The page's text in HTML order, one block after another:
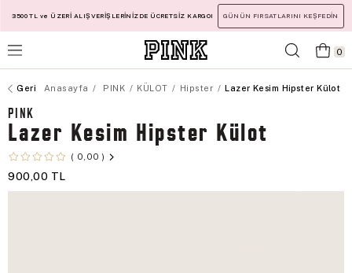
3500 TL ve ÜZERİ ALIŞVERİŞLERİNİZDE ÜCRETSİZ KARGO! GÜNÜN FIRSATLARINI KEŞFEDİN
0
Anasayfa PINK KÜLOT Hipster Lazer Kesim Hipster Külot
PINK
Lazer Kesim Hipster Külot
0,00
900,00 TL